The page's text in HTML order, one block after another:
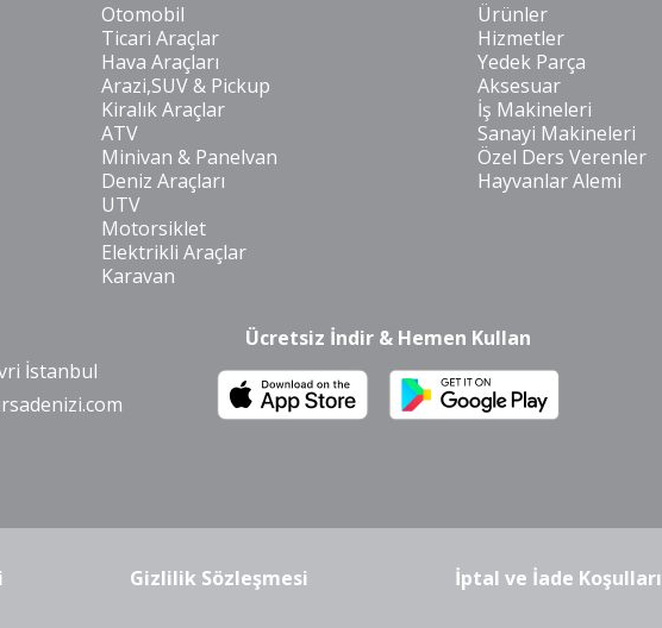
Otomobil
Ticari Araçlar
Hava Araçları
Arazi,SUV & Pickup
Kiralık Araçlar
ATV
Minivan & Panelvan
Deniz Araçları
UTV
Motorsiklet
Elektrikli Araçlar
Karavan
Ürünler
Hizmetler
Yedek Parça
Aksesuar
İş Makineleri
Sanayi Makineleri
Özel Ders Verenler
Hayvanlar Alemi
İstanbul
Ücretsiz İndir & Hemen Kullan
Gizlilik Sözleşmesi İptal ve İade Koşulları